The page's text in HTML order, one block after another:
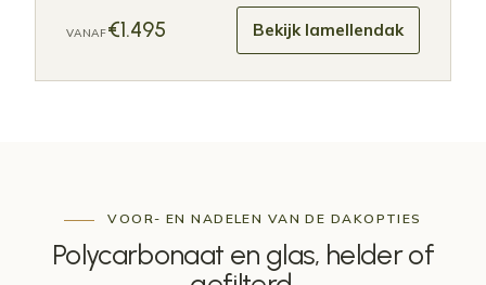
VANAF€1.495 Bekijk lamellendak
VOOR- EN NADELEN VAN DE DAKOPTIES
Polycarbonaat en glas, helder of